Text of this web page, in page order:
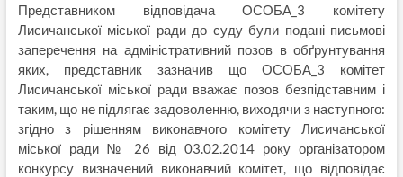
Представником відповідача ОСОБА_3 комітету
Лисичанської міської ради до суду були подані письмові
заперечення на адміністративний позов в обґрунтування
яких, представник зазначив що ОСОБА_3 комітет
Лисичанської міської ради вважає позов безпідставним і
таким, що не підлягає задоволенню, виходячи з наступного:
згідно з рішенням виконавчого комітету Лисичанської
міської ради № 26 від 03.02.2014 року організатором
конкурсу визначений виконавчий комітет, що відповідає